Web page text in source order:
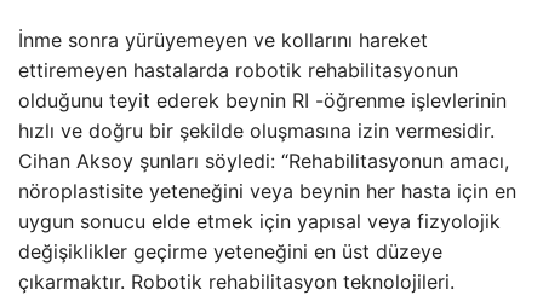
İnme sonra yürüyemeyen ve kollarını hareket
ettiremeyen hastalarda robotik rehabilitasyonun
olduğunu teyit ederek beynin RI -öğrenme işlevlerinin
hızlı ve doğru bir şekilde oluşmasına izin vermesidir.
Cihan Aksoy şunları söyledi: “Rehabilitasyonun amacı,
nöroplastisite yeteneğini veya beynin her hasta için en
uygun sonucu elde etmek için yapısal veya fizyolojik
değişiklikler geçirme yeteneğini en üst düzeye
çıkarmaktır. Robotik rehabilitasyon teknolojileri.